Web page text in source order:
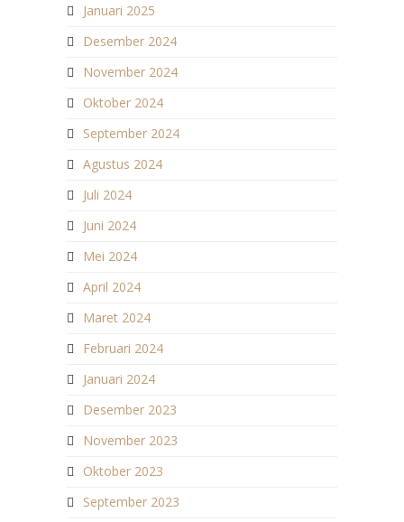
Januari 2025
Desember 2024
November 2024
Oktober 2024
September 2024
Agustus 2024
Juli 2024
Juni 2024
Mei 2024
April 2024
Maret 2024
Februari 2024
Januari 2024
Desember 2023
November 2023
Oktober 2023
September 2023